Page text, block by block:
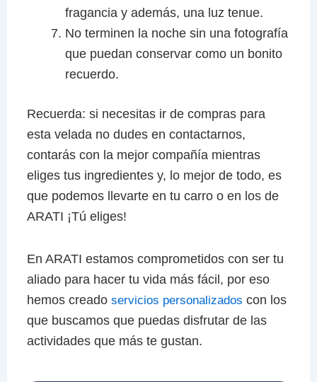
fragancia y además, una luz tenue.
No terminen la noche sin una fotografía
que puedan conservar como un bonito
recuerdo.
Recuerda: si necesitas ir de compras para
esta velada no dudes en contactarnos,
contarás con la mejor compañía mientras
eliges tus ingredientes y, lo mejor de todo, es
que podemos llevarte en tu carro o en los de
ARATI ¡Tú eliges!
En ARATI estamos comprometidos con ser tu
aliado para hacer tu vida más fácil, por eso
hemos creado servicios personalizados con los
que buscamos que puedas disfrutar de las
actividades que más te gustan.